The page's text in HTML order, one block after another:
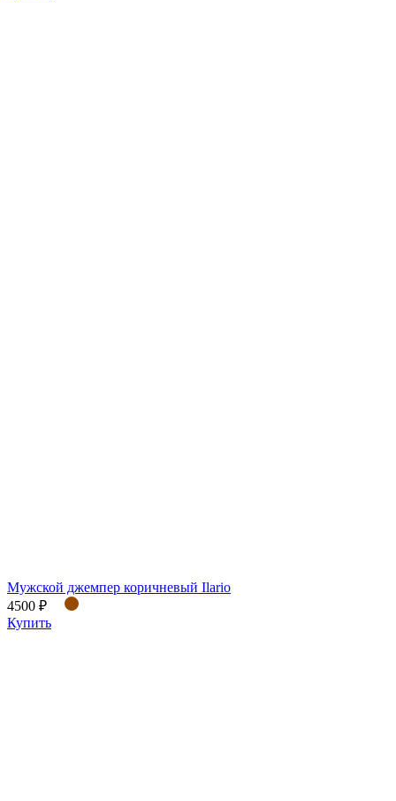
Мужской джемпер коричневый Ilario
4500 ₽
Купить